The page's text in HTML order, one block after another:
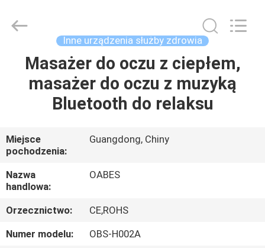
DOM
PRODUKTY
O
NAS
WYCIECZKA
PO
FABRYCE
Inne urządzenia służby zdrowia
Masażer do oczu z ciepłem,
masażer do oczu z muzyką
Bluetooth do relaksu
Miejsce
pochodzenia:
Guangdong, Chiny
Nazwa
handlowa:
OABES
Orzecznictwo:
CE,ROHS
Numer modelu:
OBS-H002A